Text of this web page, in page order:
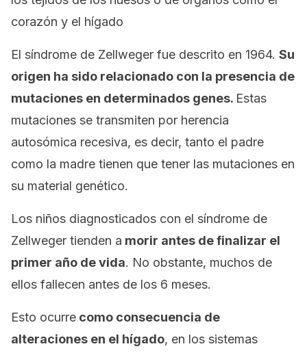
corazón y el hígado
El síndrome de Zellweger fue descrito en 1964. Su
origen ha sido relacionado con la presencia de
mutaciones en determinados genes. Estas
mutaciones se transmiten por herencia
autosómica recesiva, es decir, tanto el padre
como la madre tienen que tener las mutaciones en
su material genético.
Los niños diagnosticados con el síndrome de
Zellweger tienden a morir antes de finalizar el
primer año de vida. No obstante, muchos de
ellos fallecen antes de los 6 meses.
Esto ocurre como consecuencia de
alteraciones en el hígado, en los sistemas